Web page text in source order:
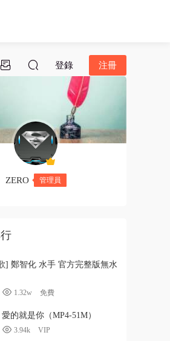
登錄 注冊
ZERO 管理員
] 鄭智化 水手 官方完整版無水
1.32w 免費
的就是你（MP4-51M）
3.94k VIP